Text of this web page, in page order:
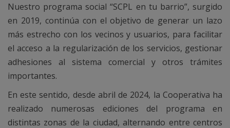
Nuestro programa social “SCPL en tu barrio”, surgido
en 2019, continúa con el objetivo de generar un lazo
más estrecho con los vecinos y usuarios, para facilitar
el acceso a la regularización de los servicios, gestionar
adhesiones al sistema comercial y otros trámites
importantes.
En este sentido, desde abril de 2024, la Cooperativa ha
realizado numerosas ediciones del programa en
distintas zonas de la ciudad, alternando entre centros